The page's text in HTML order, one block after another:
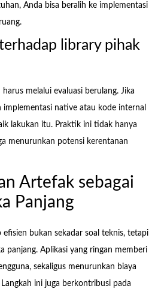
Anda bisa beralih ke implementasi
library pihak
melalui evaluasi berulang. Jika
native atau kode internal
lakukan itu. Praktik ini tidak hanya
menurunkan potensi kerentanan
Artefak sebagai
Panjang
bukan sekadar soal teknis, tetapi
panjang. Aplikasi yang ringan memberi
sekaligus menurunkan biaya
ini juga berkontribusi pada